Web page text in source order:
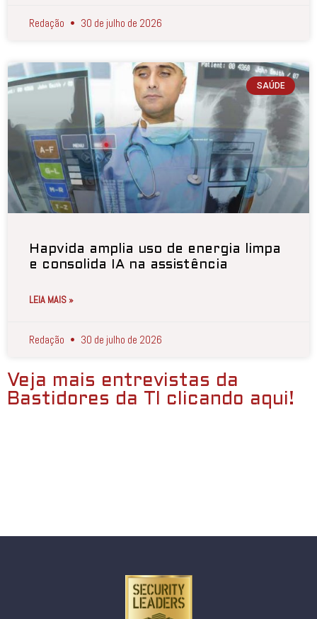
Redação 30 de julho de 2026
SAÚDE
Hapvida amplia uso de energia limpa
e consolida IA na assistência
LEIA MAIS »
Redação 30 de julho de 2026
Veja mais entrevistas da
Bastidores da TI clicando aqui!